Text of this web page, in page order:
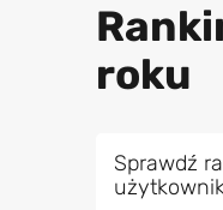
roku
Sprawdź